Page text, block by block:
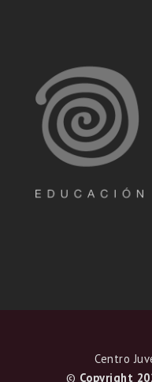
Centro
© Copyright